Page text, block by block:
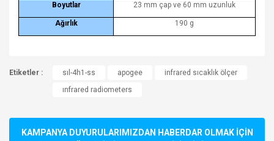
Boyutlar 23 mm çap ve 60 mm uzunluk
Ağırlık 190 g
Bu ürüne ilk yorumu siz yapın!
Yorum Yaz
konularda yetersiz gördüğünüz noktaları öneri formunu
kullanarak tarafımıza iletebilirsiniz.
Ürün resmi kalitesiz, bozuk veya görüntülenemiyor.
Etiketler : sıl-4h1-ss apogee
infrared sıcaklık ölçer
ınfrared radiometers
KAMPANYA DUYURULARIMIZDAN HABERDAR OLMAK İÇİN